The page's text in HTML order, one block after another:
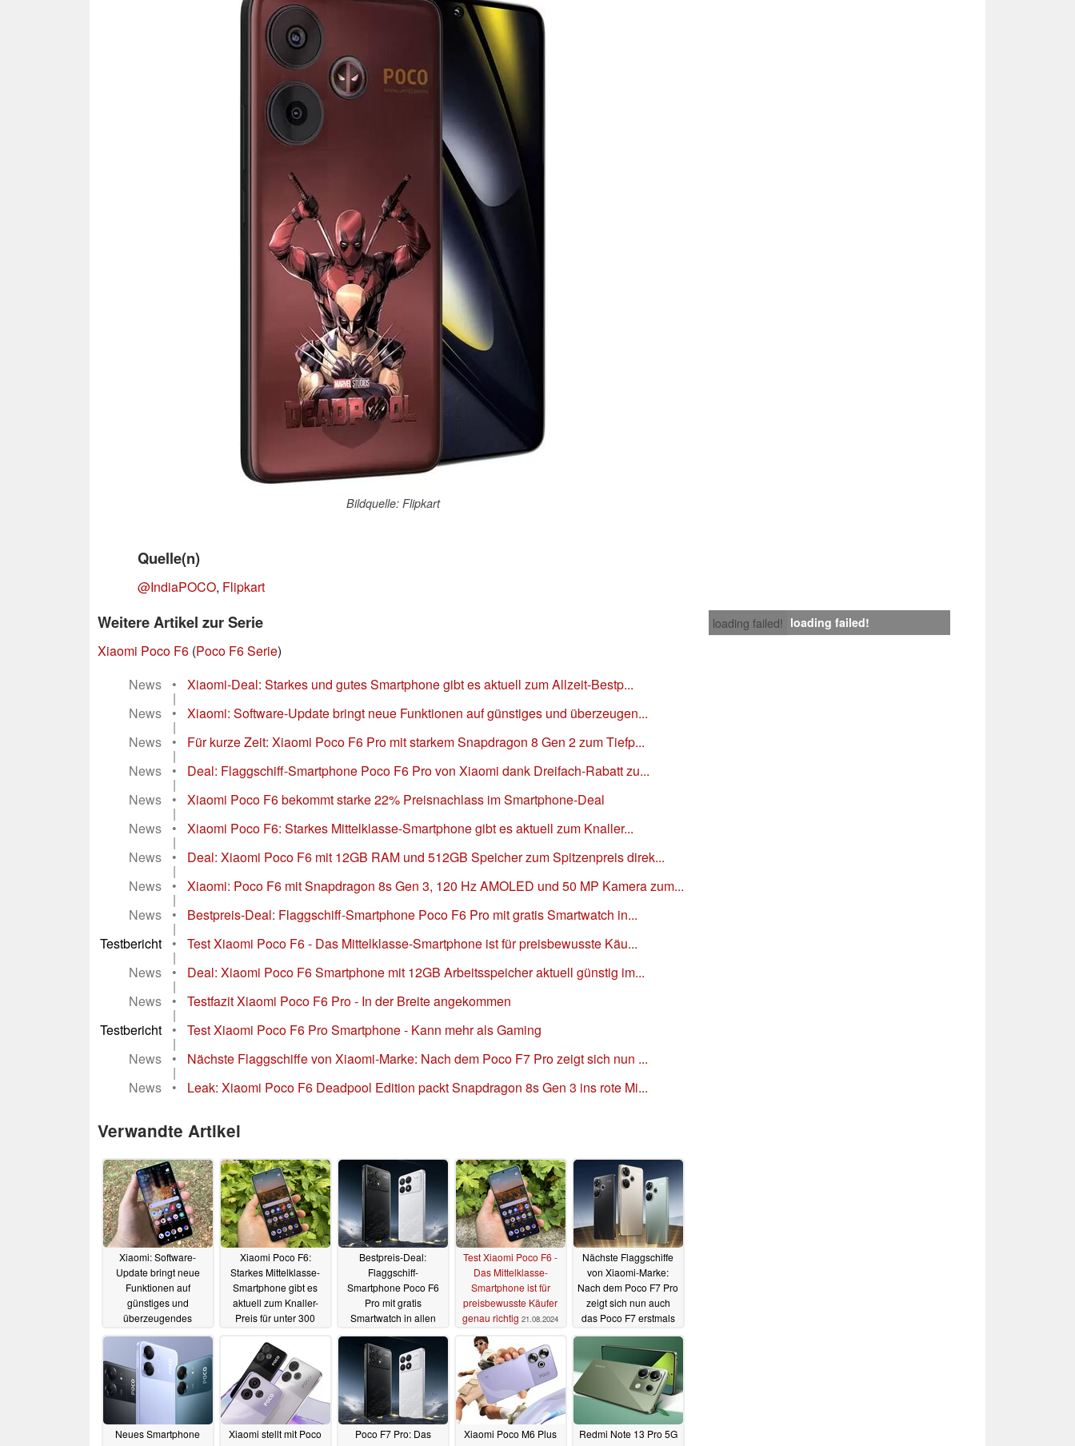
Bildquelle: Flipkart
Quelle(n)
@IndiaPOCO, Flipkart
loading failed! loading failed!
Weitere Artikel zur Serie
Xiaomi Poco F6 (Poco F6 Serie)
News
• Xiaomi-Deal: Starkes und gutes Smartphone gibt es aktuell zum Allzeit-Bestp...
|
News
• Xiaomi: Software-Update bringt neue Funktionen auf günstiges und überzeugen...
|
News
• Für kurze Zeit: Xiaomi Poco F6 Pro mit starkem Snapdragon 8 Gen 2 zum Tiefp...
|
News
• Deal: Flaggschiff-Smartphone Poco F6 Pro von Xiaomi dank Dreifach-Rabatt zu...
|
News
• Xiaomi Poco F6 bekommt starke 22% Preisnachlass im Smartphone-Deal
|
News
• Xiaomi Poco F6: Starkes Mittelklasse-Smartphone gibt es aktuell zum Knaller...
|
News
• Deal: Xiaomi Poco F6 mit 12GB RAM und 512GB Speicher zum Spitzenpreis direk...
|
News
• Xiaomi: Poco F6 mit Snapdragon 8s Gen 3, 120 Hz AMOLED und 50 MP Kamera zum...
|
News
• Bestpreis-Deal: Flaggschiff-Smartphone Poco F6 Pro mit gratis Smartwatch in...
|
Testbericht
• Test Xiaomi Poco F6 - Das Mittelklasse-Smartphone ist für preisbewusste Käu...
|
News
• Deal: Xiaomi Poco F6 Smartphone mit 12GB Arbeitsspeicher aktuell günstig im...
|
News
• Testfazit Xiaomi Poco F6 Pro - In der Breite angekommen
|
Testbericht
• Test Xiaomi Poco F6 Pro Smartphone - Kann mehr als Gaming
|
News
• Nächste Flaggschiffe von Xiaomi-Marke: Nach dem Poco F7 Pro zeigt sich nun ...
|
News
• Leak: Xiaomi Poco F6 Deadpool Edition packt Snapdragon 8s Gen 3 ins rote Mi...
Verwandte Artikel
Xiaomi: Software-
Update bringt neue
Funktionen auf
günstiges und
überzeugendes
04.03.2025
Xiaomi Poco F6:
Starkes Mittelklasse-
Smartphone gibt es
aktuell zum Knaller-
Preis für unter 300
25.10.2024
Bestpreis-Deal:
Flaggschiff-
Smartphone Poco F6
Pro mit gratis
Smartwatch in allen
günstig wie nie
26.08.2024
Test Xiaomi Poco F6 -
Das Mittelklasse-
Smartphone ist für
preisbewusste Käufer
genau richtig 21.08.2024
Nächste Flaggschiffe
von Xiaomi-Marke:
Nach dem Poco F7 Pro
zeigt sich nun auch
das Poco F7 erstmals
07.08.2024
Neues Smartphone
Xiaomi stellt mit Poco
Poco F7 Pro: Das
Xiaomi Poco M6 Plus
Redmi Note 13 Pro 5G